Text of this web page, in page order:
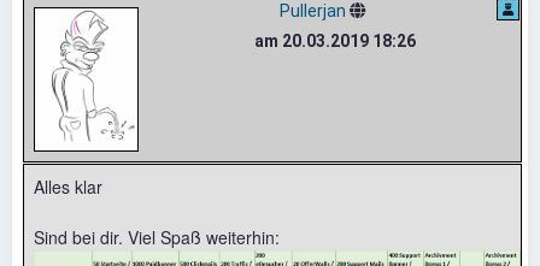
Pullerjan
am 20.03.2019 18:26
Alles klar
Sind bei dir. Viel Spaß weiterhin: